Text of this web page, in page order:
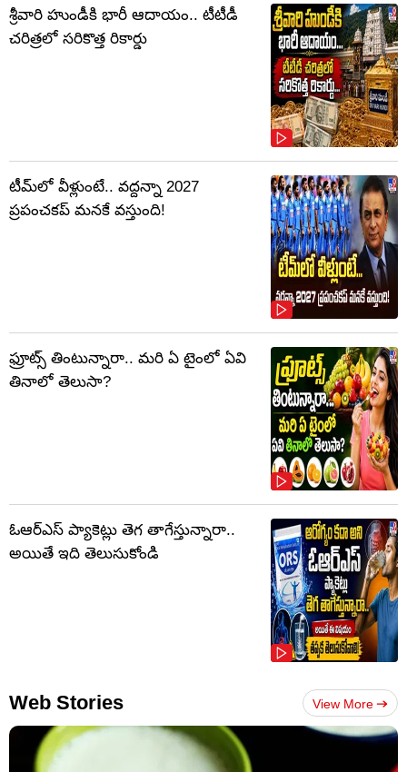
శ్రీవారి హుండీకి భారీ ఆదాయం.. టీటీడీ
చరిత్రలో సరికొత్త రికార్డు
టీమ్‌లో వీళ్లుంటే.. వద్దన్నా 2027
ప్రపంచకప్‌ మనకే వస్తుంది!
ఫ్రూట్స్‌ తింటున్నారా.. మరి ఏ టైంలో ఏవి
తినాలో తెలుసా?
ఓఆర్‌ఎస్‌ ప్యాకెట్లు తెగ తాగేస్తున్నారా..
అయితే ఇది తెలుసుకోండి
Web Stories View More